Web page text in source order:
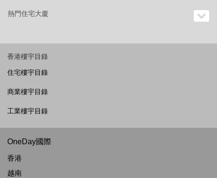
熱門住宅大廈
香港樓宇目錄
住宅樓宇目錄
商業樓宇目錄
工業樓宇目錄
OneDay國際
香港
越南